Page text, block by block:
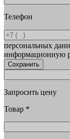
Телефон
персональных
информационную
Сохранить
Запросить цену
Товар *